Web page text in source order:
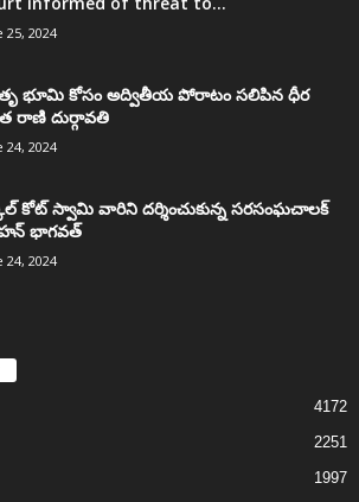
25, 2024
భూమి కోసం అద్వితీయ పోరాటం సలిపిన ధీర
రాణి దుర్గావతి
24, 2024
కోట్‌ స్వామి వారిని దర్శించుకున్న సరసంఘచాలక్
భాగవత్
24, 2024
4172
2251
1997